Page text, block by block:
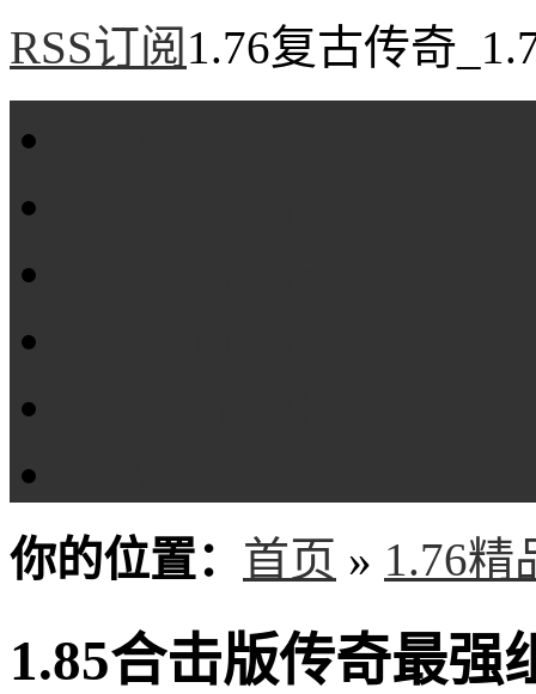
RSS订阅 1.76复古传奇
你的位置： 首页 » 1.76精
1.85合击版传奇最强